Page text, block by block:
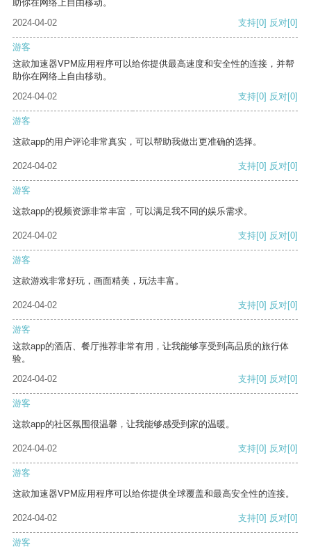
助你在网络上自由移动。
2024-04-02
支持[0] 反对[0]
游客
这款加速器VPM应用程序可以给你提供最高速度和安全性的连接，并帮
助你在网络上自由移动。
2024-04-02
支持[0] 反对[0]
游客
这款app的用户评论非常真实，可以帮助我做出更准确的选择。
2024-04-02 支持[0] 反对[0]
游客
这款app的视频资源非常丰富，可以满足我不同的娱乐需求。
2024-04-02 支持[0] 反对[0]
游客
这款游戏非常好玩，画面精美，玩法丰富。
2024-04-02 支持[0] 反对[0]
游客
这款app的酒店、餐厅推荐非常有用，让我能够享受到高品质的旅行体
验。
2024-04-02
支持[0] 反对[0]
游客
这款app的社区氛围很温馨，让我能够感受到家的温暖。
2024-04-02 支持[0] 反对[0]
游客
这款加速器VPM应用程序可以给你提供全球覆盖和最高安全性的连接。
2024-04-02 支持[0] 反对[0]
游客